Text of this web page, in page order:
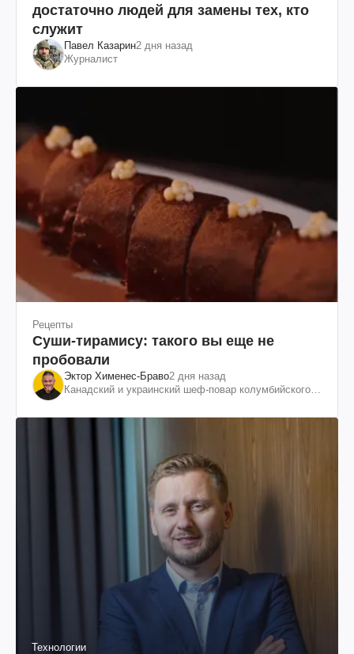
достаточно людей для замены тех, кто
служит
Павел Казарин2 дня назад
Журналист
Рецепты
Суши-тирамису: такого вы еще не
пробовали
Эктор Хименес-Браво2 дня назад
Канадский и украинский шеф-повар колумбийского
Технологии